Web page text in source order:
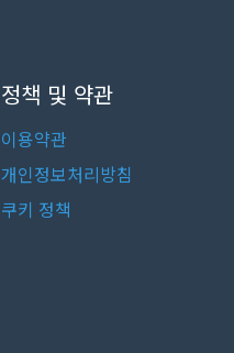
정책 및 약관
이용약관
개인정보처리방침
쿠키 정책